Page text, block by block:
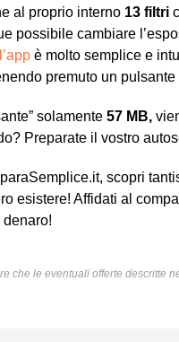
al proprio interno 13 filtri
possibile cambiare
è molto semplice e
premuto un
solamente 57 MB,
Preparate il vostro
scopri
esistere! Affidati al
denaro!
che le eventuali offerte descritte